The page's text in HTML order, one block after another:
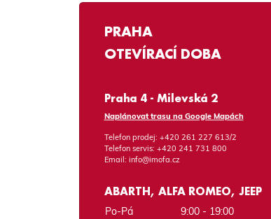
PRAHA
OTEVÍRACÍ DOBA
Praha 4 - Milevská 2
Naplánovat trasu na Google Mapách
Telefon prodej: +420 261 227 613/2
Telefon servis: +420 241 731 800
Email: info@imofa.cz
ABARTH, ALFA ROMEO, JEEP
Po-Pá
9:00 - 19:00